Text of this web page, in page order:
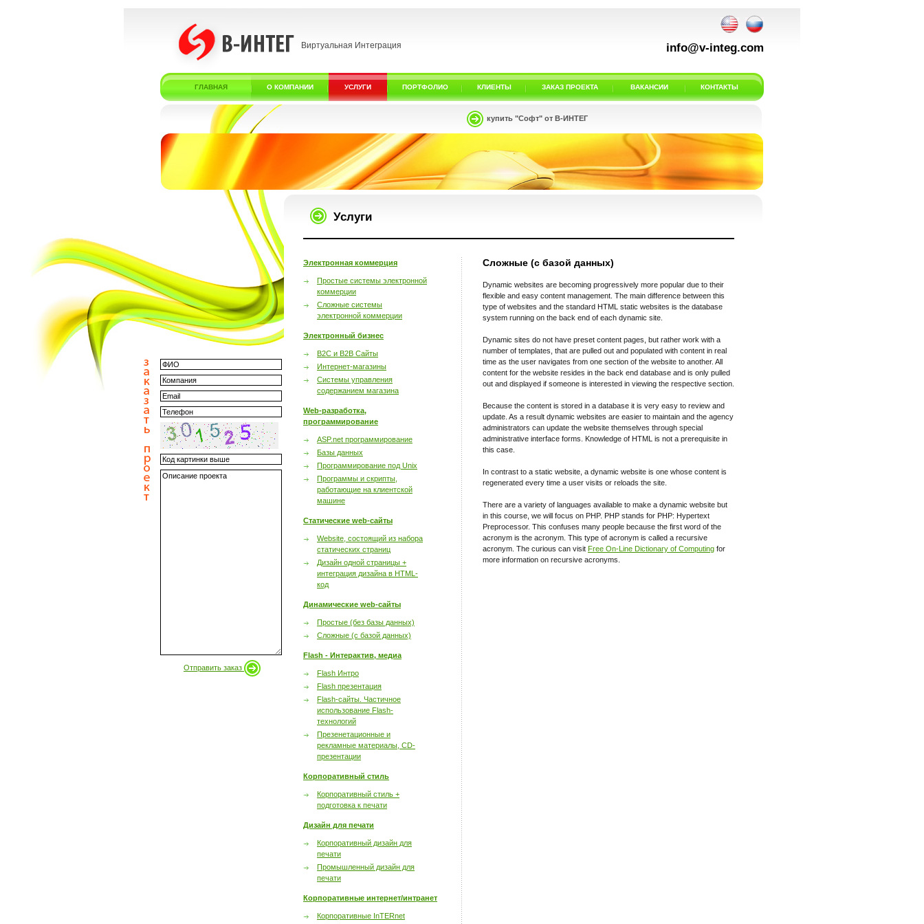
Виртуальная Интеграция info@v-integ.com
ГЛАВНАЯ О КОМПАНИИ УСЛУГИ ПОРТФОЛИО КЛИЕНТЫ ЗАКАЗ ПРОЕКТА ВАКАНСИИ КОНТАКТЫ
Отправить заказ
купить "Софт" от В-ИНТЕГ
Услуги
Электронная коммерция
Простые системы электронной
коммерции
Сложные системы
электронной коммерции
Электронный бизнес
B2C и B2B Сайты
Интернет-магазины
Системы управления
содержанием магазина
Web-разработка,
программирование
ASP.net программирование
Базы данных
Программирование под Unix
Программы и скрипты,
работающие на клиентской
машине
Статические web-сайты
Website, состоящий из набора
статических страниц
Дизайн одной страницы +
интеграция дизайна в HTML-
код
Динамические web-сайты
Простые (без базы данных)
Сложные (с базой данных)
Flash - Интерактив, медиа
Flash Интро
Flash презентация
Flash-сайты. Частичное
использование Flash-
технологий
Презенетационные и
рекламные материалы, CD-
презентации
Корпоративный стиль
Корпоративный стиль +
подготовка к печати
Дизайн для печати
Корпоративный дизайн для
печати
Промышленный дизайн для
печати
Корпоративные интернет/интранет
Корпоративные InTERnet
Сложные (с базой данных)
Dynamic websites are becoming progressively more popular due to their
flexible and easy content management. The main difference between this
type of websites and the standard HTML static websites is the database
system running on the back end of each dynamic site.
Dynamic sites do not have preset content pages, but rather work with a
number of templates, that are pulled out and populated with content in real
time as the user navigates from one section of the website to another. All
content for the website resides in the back end database and is only pulled
out and displayed if someone is interested in viewing the respective section.
Because the content is stored in a database it is very easy to review and
update. As a result dynamic websites are easier to maintain and the agency
administrators can update the website themselves through special
administrative interface forms. Knowledge of HTML is not a prerequisite in
this case.
In contrast to a static website, a dynamic website is one whose content is
regenerated every time a user visits or reloads the site.
There are a variety of languages available to make a dynamic website but
in this course, we will focus on PHP. PHP stands for PHP: Hypertext
Preprocessor. This confuses many people because the first word of the
acronym is the acronym. This type of acronym is called a recursive
acronym. The curious can visit Free On-Line Dictionary of Computing for
more information on recursive acronyms.